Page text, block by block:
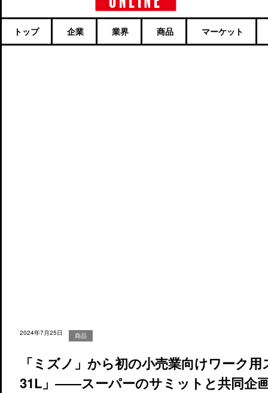
トップ 企業 業界 商品 マーケット
2024年7月25日 商品
「ミズノ」から初の小売業向けワーク
31L」――スーパーのサミットと共同企